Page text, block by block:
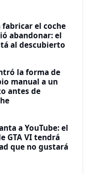
fabricar el coche
abandonar: el
al descubierto
la forma de
manual a un
antes de
a YouTube: el
GTA VI tendrá
que no gustará